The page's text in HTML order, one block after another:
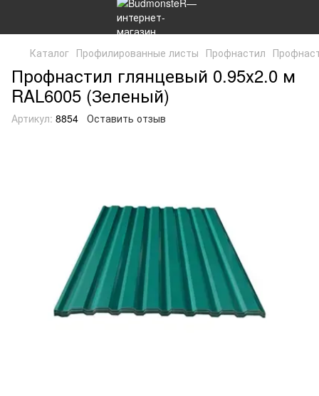
Каталог Профилированные листы Профнастил
Профнастил глянцевый 0.95х2.0 м
RAL6005 (Зеленый)
Артикул: 8854 Оставить отзыв